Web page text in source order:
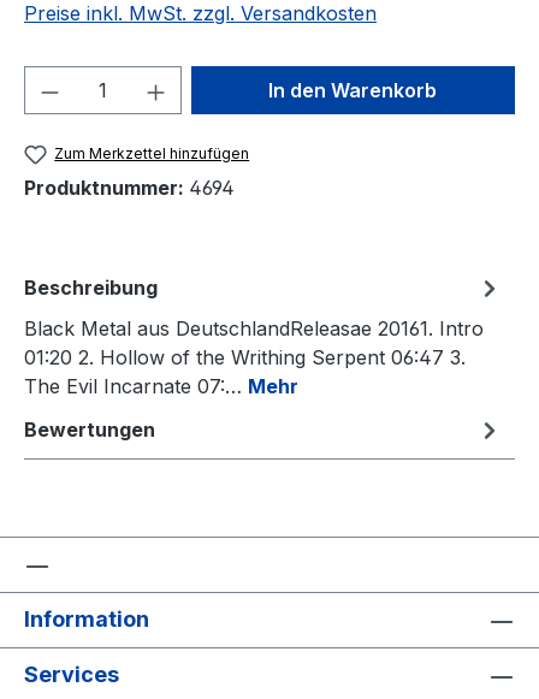
Preise inkl. MwSt. zzgl. Versandkosten
Produkt Anzahl: Gib denIn den Warenkorb
Zum Merkzettel hinzufügen
Produktnummer: 4694
Beschreibung
Black Metal aus DeutschlandReleasae 20161. Intro
01:20 2. Hollow of the Writhing Serpent 06:47 3.
The Evil Incarnate 07:… Mehr
Bewertungen
Information
Services